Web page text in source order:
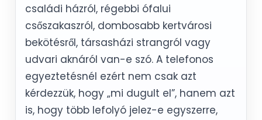
családi házról, régebbi ófalui
csőszakaszról, dombosabb kertvárosi
bekötésről, társasházi strangról vagy
udvari aknáról van-e szó. A telefonos
egyeztetésnél ezért nem csak azt
kérdezzük, hogy „mi dugult el”, hanem azt
is, hogy több lefolyó jelez-e egyszerre,